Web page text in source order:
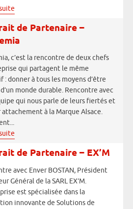
de Partenaire –
c’est la rencontre de deux chefs
qui partagent le même
: donner à tous les moyens d’être
monde durable. Rencontre avec
qui nous parle de leurs fiertés et
attachement à la Marque Alsace.
de Partenaire – EX’M
avec Enver BOSTAN, Président
Général de la SARL EX’M.
est spécialisée dans la
innovante de Solutions de